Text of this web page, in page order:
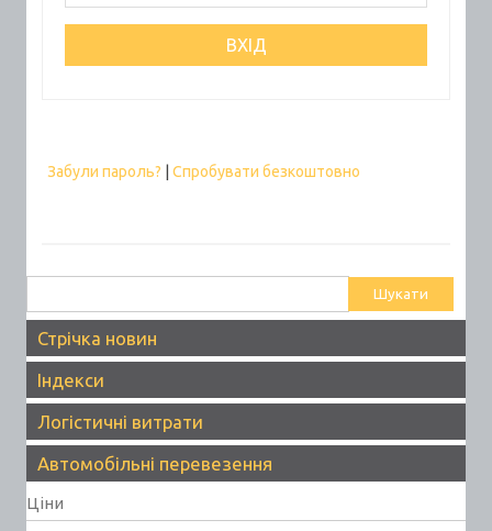
Забули пароль? Спробувати безкоштовно
Стрічка новин
Індекси
Логістичні витрати
Автомобільні перевезення
Ціни